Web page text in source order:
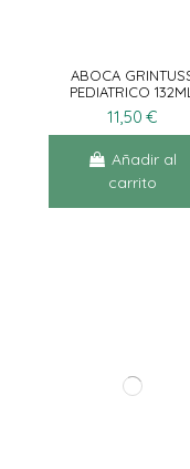
ABOCA
PEDIATRICO
11,50 €
Añadir al
carrito